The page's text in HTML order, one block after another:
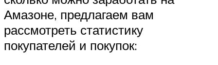
Амазоне, предлагаем вам
рассмотреть статистику
покупателей и покупок: